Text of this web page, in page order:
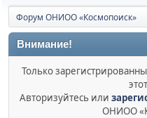
Форум ОНИОО «Космопоиск»
Внимание!
Только
Авторизуйтесь или
ОНИОО